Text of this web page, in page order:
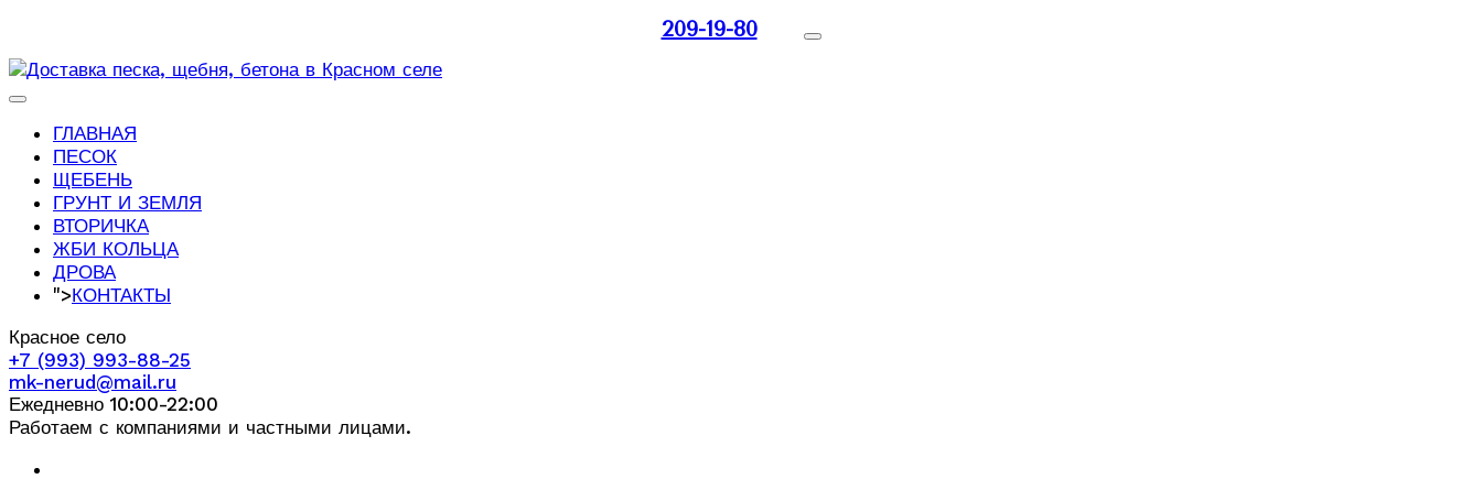
209-19-80
ГЛАВНАЯ
ПЕСОК
ЩЕБЕНЬ
ГРУНТ И ЗЕМЛЯ
ВТОРИЧКА
ЖБИ КОЛЬЦА
ДРОВА
">КОНТАКТЫ
Красное село
+7 (993) 993-88-25
mk-nerud@mail.ru
Ежедневно 10:00-22:00
Работаем с компаниями и частными лицами.